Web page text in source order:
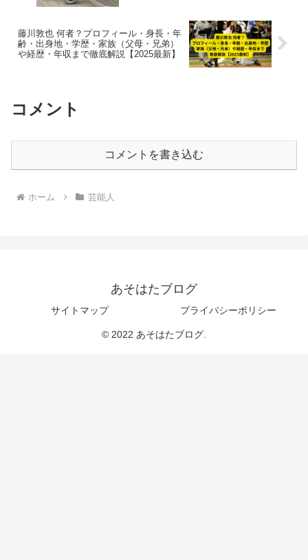
藤川敦也 何者？プロフィール・身長・年
齢・出身地・学歴・家族（父母・兄弟）
や経歴・年収まで徹底解説【2025最新】
コメント
コメントを書き込む
ホーム 芸能人
あそはたブログ
サイトマップ プライバシーポリシー
© 2022 あそはたブログ.